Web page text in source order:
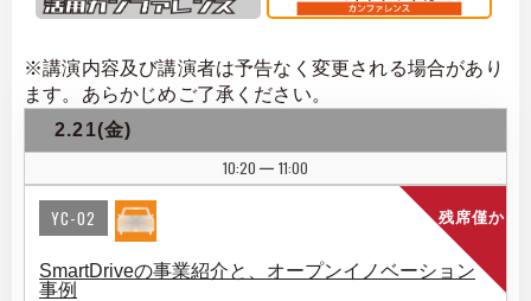
※講演内容及び講演者は予告なく変更される場合があり
ます。あらかじめご了承ください。
2.21(金)
10:20
| 11:00
残席僅か
YC-02
SmartDriveの事業紹介と、オープンイノベーション
事例